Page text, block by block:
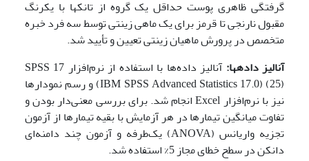
گرفتگی ظاهری پوست حداقل یک گروه از تانکها با یکرنگ
مقبول نارنجی تا قرمز برای یک ماهی زینتی توسط سه فرد خبره
متخصص در پرورش ماهیان زینتی تعیین و تأیید شد.
آنالیز داده­ها:
آنالیز داده‌ها با استفاده از نرم‌افزار 17 SPSS
(IBM SPSS Advanced Statistics 17.0) (25) و رسم نمودارها
نیز با نرم‌افزار Excel انجام شد. برای بررسی معنی‌دار بودن و
تفاوت میانگین تیمارها در هر آزمایش با بقیه تیمارها از آزمون
تجزیه واریانس (ANOVA) یک‌طرفه و آزمون چند دامنه‌ای
دانکن در سطح خطای مجاز 5% استفاده شد.